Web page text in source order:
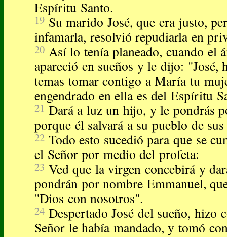
Espíritu Santo.
19 Su marido José, que era justo,
infamarla, resolvió repudiarla en
20 Así lo tenía planeado, cuando el
apareció en sueños y le dijo: "José,
temas tomar contigo a María tu
engendrado en ella es del Espíritu
21 Dará a luz un hijo, y le pondrás
porque él salvará a su pueblo de
22 Todo esto sucedió para que se
el Señor por medio del profeta:
23 Ved que la virgen concebirá y
pondrán por nombre Emmanuel,
"Dios con nosotros".
24 Despertado José del sueño, hizo
Señor le había mandado, y tomó